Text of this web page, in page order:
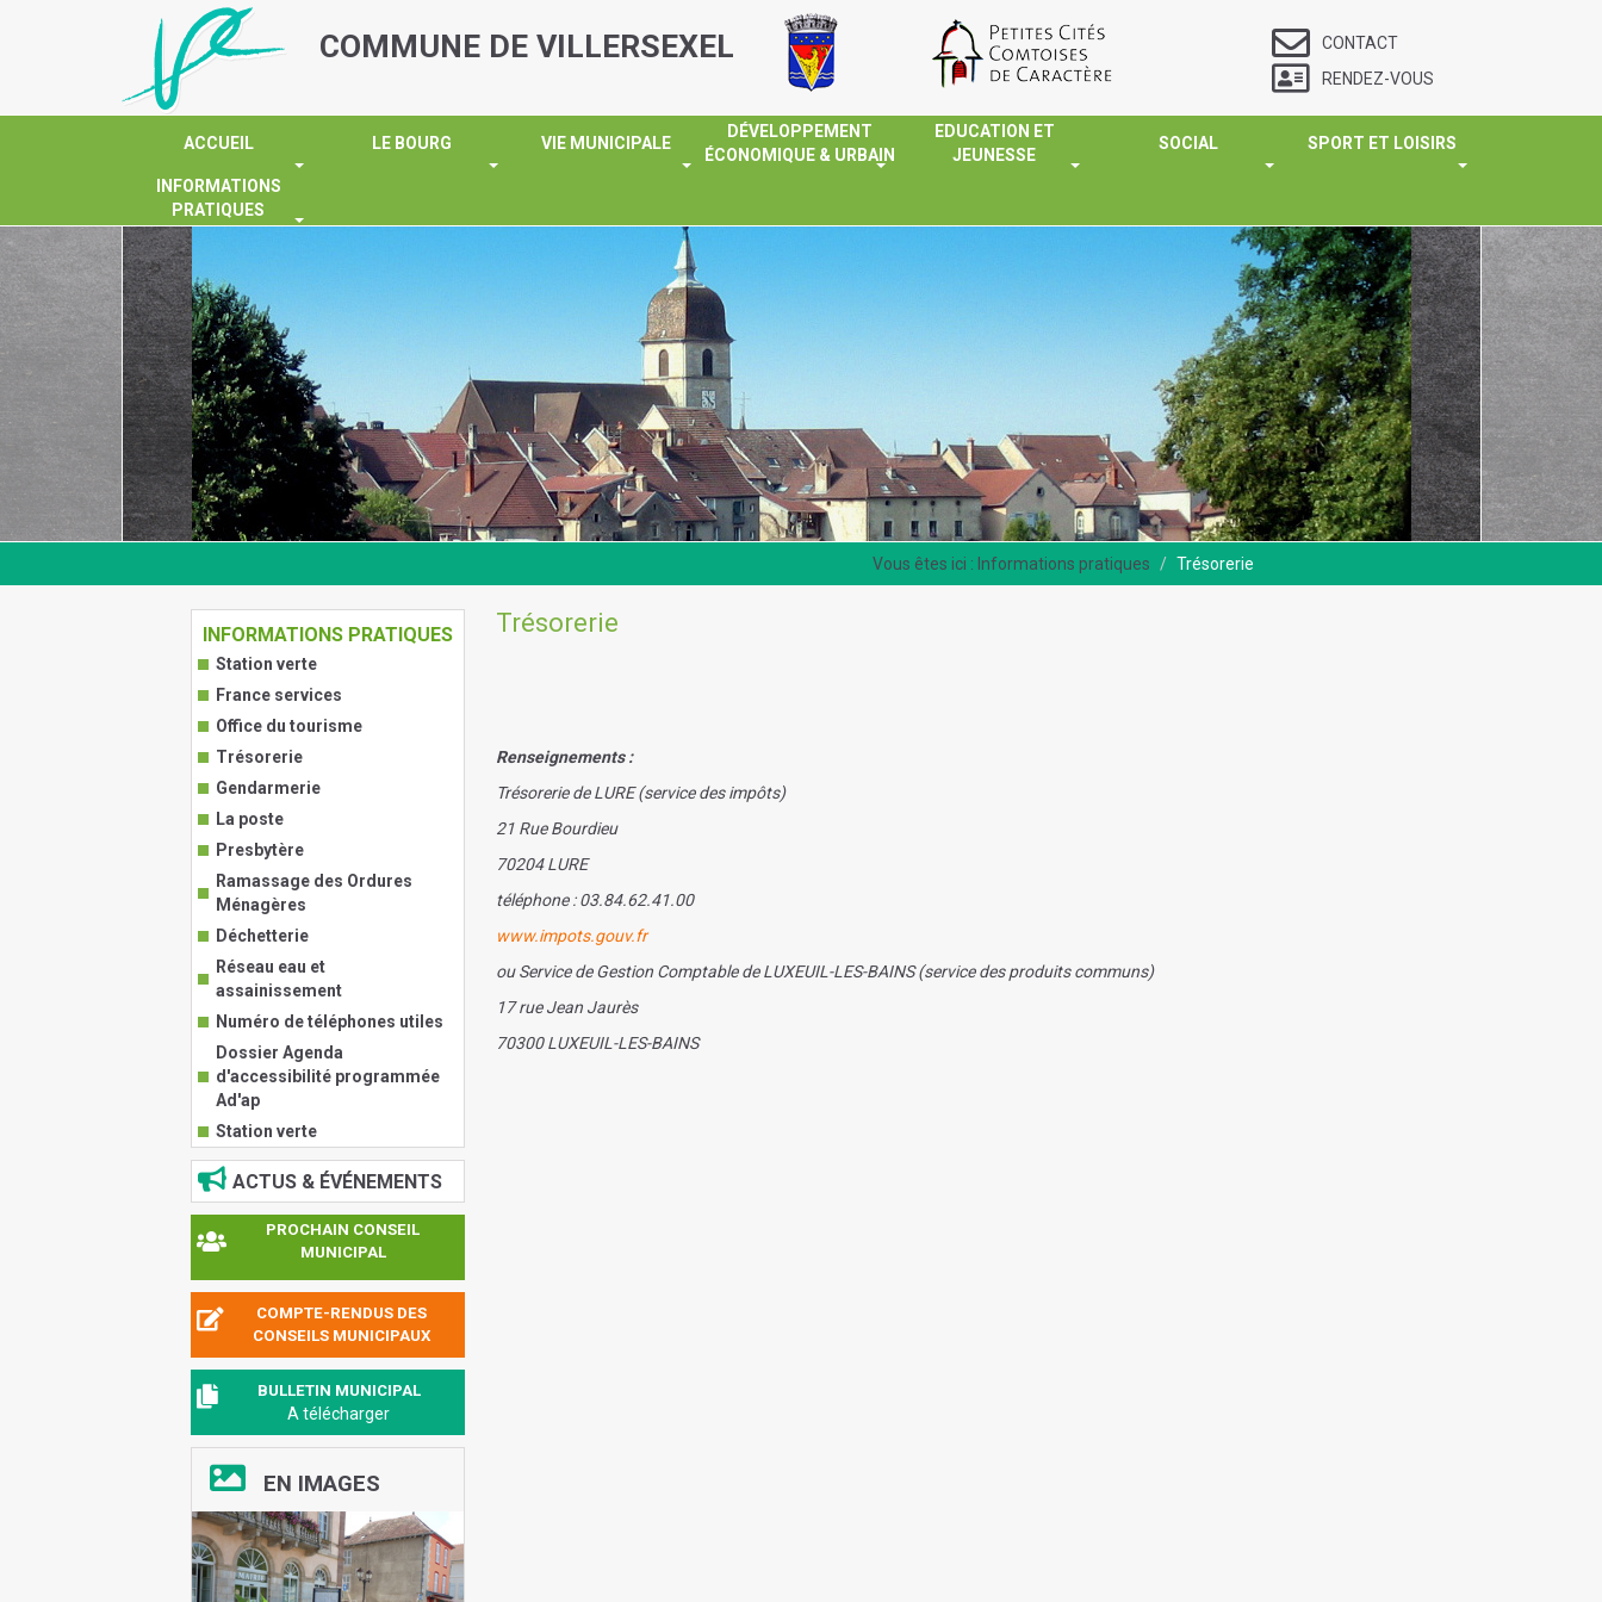
COMMUNE DE VILLERSEXEL
CONTACT
RENDEZ-VOUS
ACCUEIL LE BOURG VIE MUNICIPALE
DÉVELOPPEMENT
ÉCONOMIQUE & URBAIN
EDUCATION ET
JEUNESSE
SOCIAL SPORT ET LOISIRS
INFORMATIONS
PRATIQUES
Informations pratiques Trésorerie
INFORMATIONS PRATIQUES
Station verte
France services
Office du tourisme
Trésorerie
Gendarmerie
La poste
Presbytère
Ramassage des Ordures
Ménagères
Déchetterie
Réseau eau et
assainissement
Numéro de téléphones utiles
Dossier Agenda
d'accessibilité programmée
Ad'ap
Station verte
ACTUS & ÉVÉNEMENTS
PROCHAIN CONSEIL
MUNICIPAL
COMPTE-RENDUS DES
CONSEILS MUNICIPAUX
BULLETIN MUNICIPAL
A télécharger
EN IMAGES
Trésorerie
Renseignements :
Trésorerie de LURE (service des impôts)
21 Rue Bourdieu
70204 LURE
téléphone : 03.84.62.41.00
www.impots.gouv.fr
ou Service de Gestion Comptable de LUXEUIL-LES-BAINS (service des produits communs)
17 rue Jean Jaurès
70300 LUXEUIL-LES-BAINS